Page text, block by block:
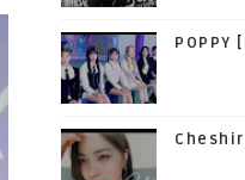
POPPY